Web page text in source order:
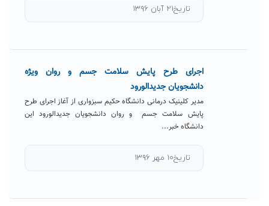
تاریخ۲۱ آبان ۱۳۹۶
اجرای طرح پایش سلامت جسم و روان ویژه
دانشجویان جدیدالورود
مدیر کلینیک درمانی دانشگاه حکیم سبزواری از آغاز اجرای طرح
پایش سلامت جسم و روان دانشجویان جدیدالورود این
دانشگاه خبر...
تاریخ۱۰ مهر ۱۳۹۶